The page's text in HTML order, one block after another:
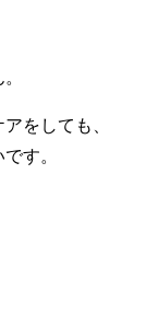
をしても、
す。